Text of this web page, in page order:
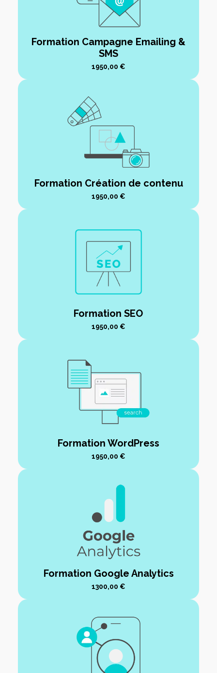
Formation Campagne Emailing &
SMS
1950,00 €
Formation Création de contenu
1950,00 €
Formation SEO
1950,00 €
Formation WordPress
1950,00 €
Formation Google Analytics
1300,00 €